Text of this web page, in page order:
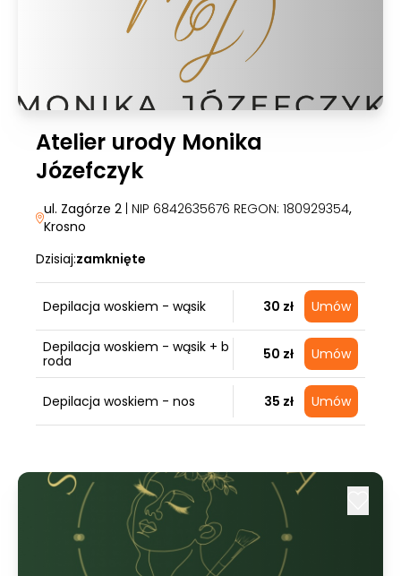
Atelier urody Monika
Józefczyk
ul. Zagórze 2 | NIP 6842635676 REGON: 180929354,
Krosno
Dzisiaj:zamknięte
Depilacja woskiem - wąsik 30 zł Umów
Depilacja woskiem - wąsik + b
roda
50 zł Umów
Depilacja woskiem - nos 35 zł Umów